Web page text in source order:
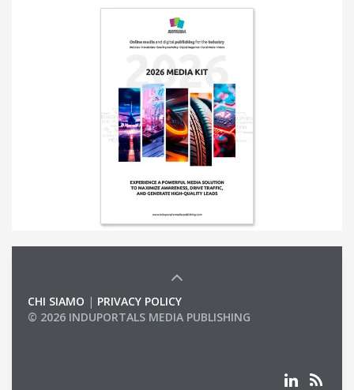
CHI SIAMO | PRIVACY POLICY
© 2026 INDUPORTALS MEDIA PUBLISHING